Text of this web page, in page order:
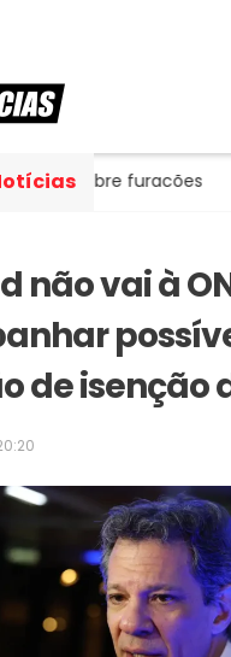
sobre furacões
não vai à
de isenção